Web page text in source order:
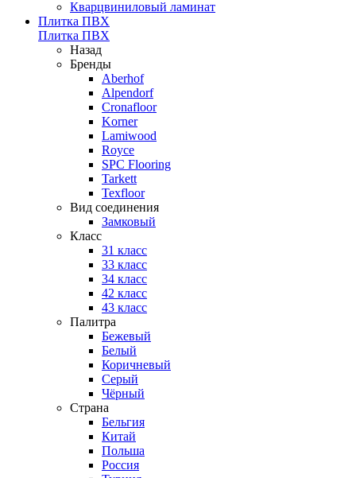
Кварцвиниловый ламинат
Плитка ПВХ
Плитка ПВХ
Назад
Бренды
Aberhof
Alpendorf
Cronafloor
Korner
Lamiwood
Royce
SPC Flooring
Tarkett
Texfloor
Вид соединения
Замковый
Класс
31 класс
33 класс
34 класс
42 класс
43 класс
Палитра
Бежевый
Белый
Коричневый
Серый
Чёрный
Страна
Бельгия
Китай
Польша
Россия